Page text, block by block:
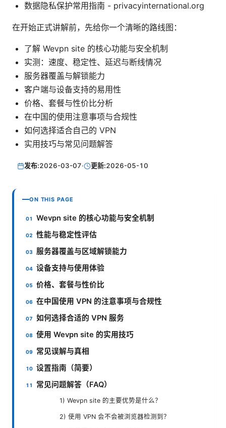
数据隐私保护常用指南 - privacyinternational.org
在开始正式讲解前，先给你一个清晰的路线图：
了解 Wevpn site 的核心功能与安全机制
实测：速度、稳定性、延迟与断线情况
服务器覆盖与解锁能力
客户端与设备支持的易用性
价格、套餐与性价比分析
在中国的使用注意事项与合规性
如何选择适合自己的 VPN
实用技巧与常见问题解答
发布:2026-03-07· 更新:2026-05-10
ON THIS PAGE
Wevpn site 的核心功能与安全机制
性能与稳定性评估
服务器覆盖与区域解锁能力
设备支持与使用体验
价格、套餐与性价比
在中国使用 VPN 的注意事项与合规性
如何选择合适的 VPN 服务
使用 Wevpn site 的实用技巧
常见误解与真相
设置指南（简要）
常见问题解答（FAQ）
1) Wevpn site 的主要优势是什么？
2) 使用 VPN 会不会被浏览器检测到？